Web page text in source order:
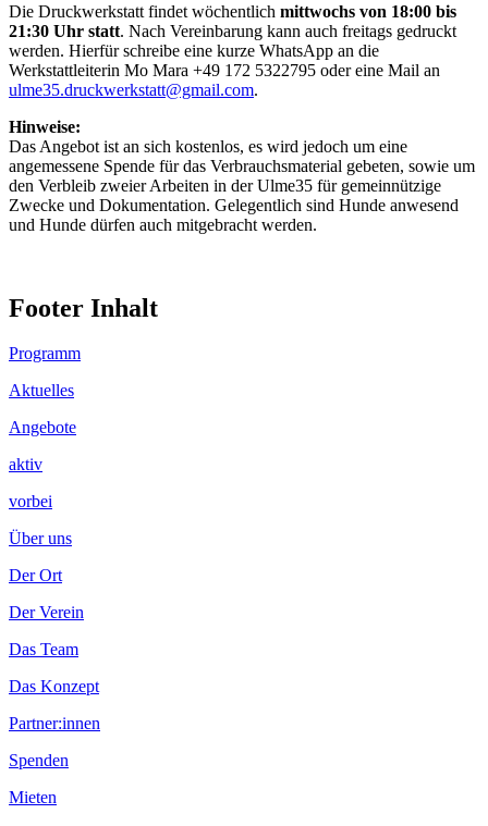
Die Druckwerkstatt findet wöchentlich mittwochs von 18:00 bis
21:30 Uhr statt. Nach Vereinbarung kann auch freitags gedruckt
werden. Hierfür schreibe eine kurze WhatsApp an die
Werkstattleiterin Mo Mara +49 172 5322795 oder eine Mail an
ulme35.druckwerkstatt@gmail.com.
Hinweise:
Das Angebot ist an sich kostenlos, es wird jedoch um eine
angemessene Spende für das Verbrauchsmaterial gebeten, sowie um
den Verbleib zweier Arbeiten in der Ulme35 für gemeinnützige
Zwecke und Dokumentation. Gelegentlich sind Hunde anwesend
und Hunde dürfen auch mitgebracht werden.
Footer Inhalt
Programm
Aktuelles
Angebote
aktiv
vorbei
Über uns
Der Ort
Der Verein
Das Team
Das Konzept
Partner:innen
Spenden
Mieten